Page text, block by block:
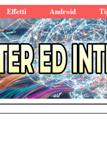
Effetti Android